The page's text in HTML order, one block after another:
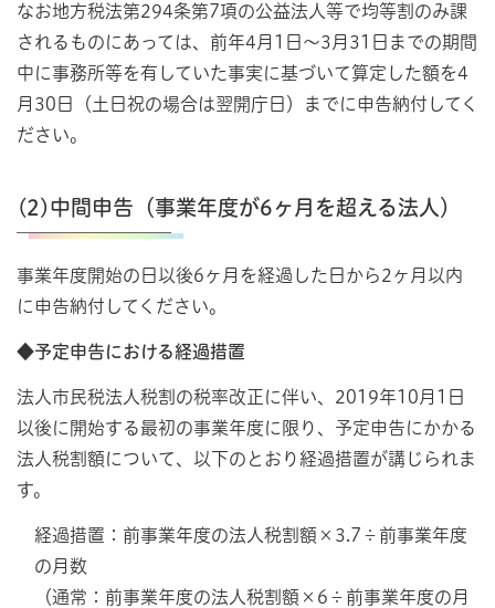
なお地方税法第294条第7項の公益法人等で均等割のみ課
されるものにあっては、前年4月1日～3月31日までの期間
中に事務所等を有していた事実に基づいて算定した額を4
月30日（土日祝の場合は翌開庁日）までに申告納付してく
ださい。
(2)中間申告（事業年度が6ヶ月を超える法人）
事業年度開始の日以後6ヶ月を経過した日から2ヶ月以内
に申告納付してください。
◆予定申告における経過措置
法人市民税法人税割の税率改正に伴い、2019年10月1日
以後に開始する最初の事業年度に限り、予定申告にかかる
法人税割額について、以下のとおり経過措置が講じられま
す。
経過措置：前事業年度の法人税割額×3.7÷前事業年度
の月数
（通常：前事業年度の法人税割額×6÷前事業年度の月